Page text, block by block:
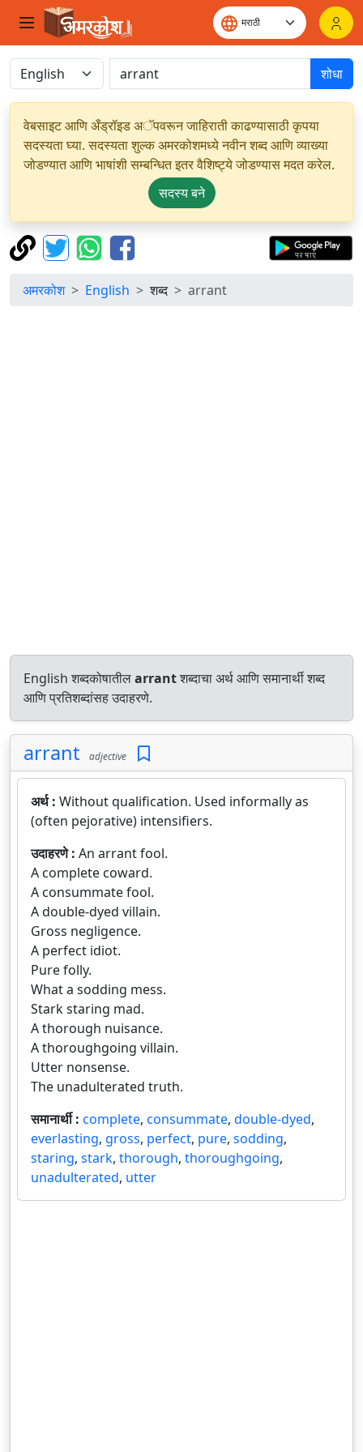
शोधा
वेबसाइट आणि अँड्रॉइड अॅपवरून जाहिराती काढण्यासाठी कृपया
सदस्यता घ्या. सदस्यता शुल्क अमरकोशमध्ये नवीन शब्द आणि व्याख्या
जोडण्यात आणि भाषांशी सम्बन्धित इतर वैशिष्ट्ये जोडण्यास मदत करेल.
सदस्य बने
अमरकोश English शब्द arrant
English शब्दकोषातीलarrantशब्दाचा अर्थ आणि समानार्थी शब्द
आणि प्रतिशब्दांसह उदाहरणे.
arrant adjective
अर्थ : Without qualification. Used informally as
(often pejorative) intensifiers.
उदाहरणे : An arrant fool.
A complete coward.
A consummate fool.
A double-dyed villain.
Gross negligence.
A perfect idiot.
Pure folly.
What a sodding mess.
Stark staring mad.
A thorough nuisance.
A thoroughgoing villain.
Utter nonsense.
The unadulterated truth.
समानार्थी : complete, consummate, double-dyed,
everlasting, gross, perfect, pure, sodding,
staring, stark, thorough, thoroughgoing,
unadulterated, utter